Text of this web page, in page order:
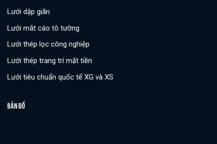
Lưới dập giãn
Lưới mắt cáo tô tường
Lưới thép lọc công nghiệp
Lưới thép trang trí mặt tiền
Lưới tiêu chuẩn quốc tế XG và XS
BẢN ĐỒ